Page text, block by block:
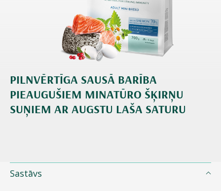
PILNVĒRTĪGA SAUSĀ BARĪBA
PIEAUGUŠIEM MINATŪRO ŠĶIRŅU
SUŅIEM AR AUGSTU LAŠA SATURU
Sastāvs